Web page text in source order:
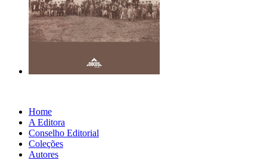
Home
A Editora
Conselho Editorial
Coleções
Autores